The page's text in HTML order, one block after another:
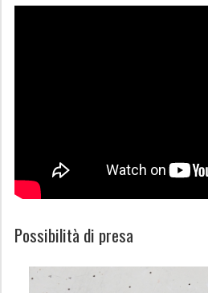
Possibilità di presa